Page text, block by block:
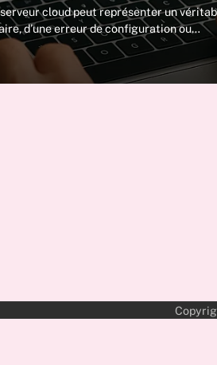
cloud peut représenter un
d’une erreur de configuration ou…